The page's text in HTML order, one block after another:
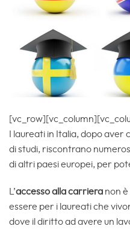
I laureati in Italia, dopo
di studi, riscontrano
di altri paesi europei, per
L’accesso alla carriera non
essere per i laureati che
dove il diritto ad avere un